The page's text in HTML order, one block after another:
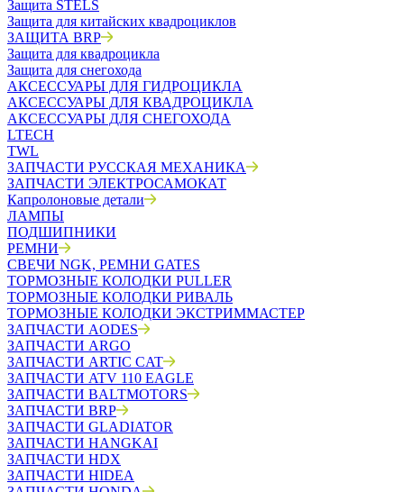
Защита STELS
Защита для китайских квадроциклов
ЗАЩИТА BRP
Защита для квадроцикла
Защита для снегохода
АКСЕССУАРЫ ДЛЯ ГИДРОЦИКЛА
АКСЕССУАРЫ ДЛЯ КВАДРОЦИКЛА
АКСЕССУАРЫ ДЛЯ СНЕГОХОДА
LTECH
TWL
ЗАПЧАСТИ РУССКАЯ МЕХАНИКА
ЗАПЧАСТИ ЭЛЕКТРОСАМОКАТ
Капролоновые детали
ЛАМПЫ
ПОДШИПНИКИ
РЕМНИ
СВЕЧИ NGK, РЕМНИ GATES
ТОРМОЗНЫЕ КОЛОДКИ PULLER
ТОРМОЗНЫЕ КОЛОДКИ РИВАЛЬ
ТОРМОЗНЫЕ КОЛОДКИ ЭКСТРИММАСТЕР
ЗАПЧАСТИ AODES
ЗАПЧАСТИ ARGO
ЗАПЧАСТИ ARTIC CAT
ЗАПЧАСТИ ATV 110 EAGLE
ЗАПЧАСТИ BALTMOTORS
ЗАПЧАСТИ BRP
ЗАПЧАСТИ GLADIATOR
ЗАПЧАСТИ HANGKAI
ЗАПЧАСТИ HDX
ЗАПЧАСТИ HIDEA